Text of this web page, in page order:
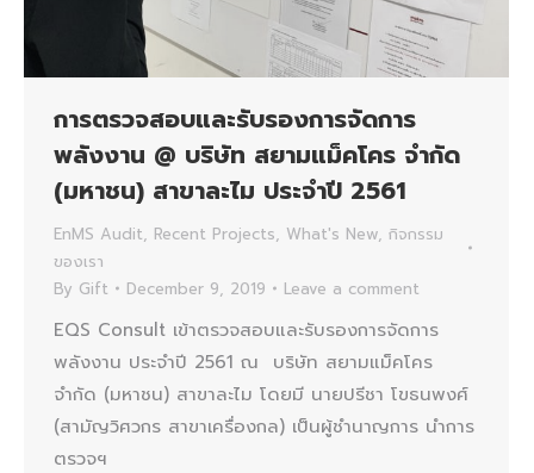
การตรวจสอบและรับรองการจัดการ
พลังงาน @ บริษัท สยามแม็คโคร จำกัด
(มหาชน) สาขาละไม ประจำปี 2561
EnMS Audit, Recent Projects, What's New, กิจกรรม
ของเรา
By Gift December 9, 2019 Leave a comment
EQS Consult เข้าตรวจสอบและรับรองการจัดการ
พลังงาน ประจำปี 2561 ณ บริษัท สยามแม็คโคร
จำกัด (มหาชน) สาขาละไม โดยมี นายปรีชา โขธนพงศ์
(สามัญวิศวกร สาขาเครื่องกล) เป็นผู้ชำนาญการ นำการ
ตรวจฯ